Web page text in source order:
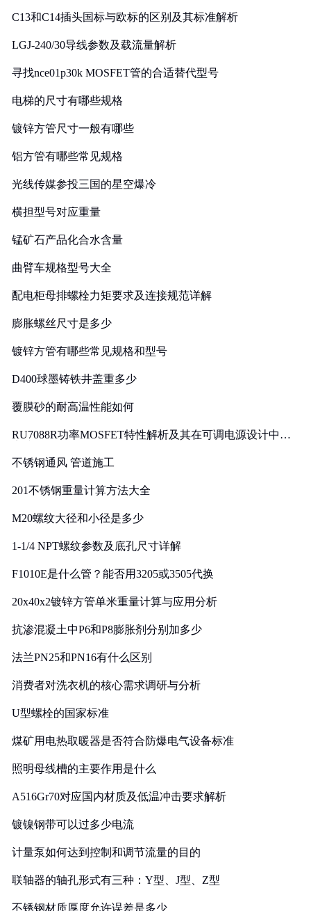
C13和C14插头国标与欧标的区别及其标准解析
LGJ-240/30导线参数及载流量解析
寻找nce01p30k MOSFET管的合适替代型号
电梯的尺寸有哪些规格
镀锌方管尺寸一般有哪些
铝方管有哪些常见规格
光线传媒参投三国的星空爆冷
横担型号对应重量
锰矿石产品化合水含量
曲臂车规格型号大全
配电柜母排螺栓力矩要求及连接规范详解
膨胀螺丝尺寸是多少
镀锌方管有哪些常见规格和型号
D400球墨铸铁井盖重多少
覆膜砂的耐高温性能如何
RU7088R功率MOSFET特性解析及其在可调电源设计中的
不锈钢通风 管道施工
201不锈钢重量计算方法大全
M20螺纹大径和小径是多少
1-1/4 NPT螺纹参数及底孔尺寸详解
F1010E是什么管？能否用3205或3505代换
20x40x2镀锌方管单米重量计算与应用分析
抗渗混凝土中P6和P8膨胀剂分别加多少
法兰PN25和PN16有什么区别
消费者对洗衣机的核心需求调研与分析
U型螺栓的国家标准
煤矿用电热取暖器是否符合防爆电气设备标准
照明母线槽的主要作用是什么
A516Gr70对应国内材质及低温冲击要求解析
镀镍钢带可以过多少电流
计量泵如何达到控制和调节流量的目的
联轴器的轴孔形式有三种：Y型、J型、Z型
不锈钢材质厚度允许误差是多少